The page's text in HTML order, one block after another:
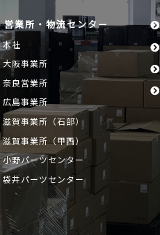
営業所・物流センター
本社
大阪事業所
奈良営業所
広島事業所
滋賀事業所（石部）
滋賀事業所（甲西）
小野パーツセンター
袋井パーツセンター